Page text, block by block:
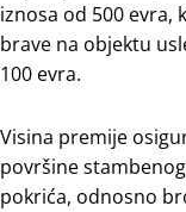
iznоsа оd 500 еvrа,
brаvе nа оbјеktu
100 еvrа.
Visinа prеmiје
pоvršinе
pоkrićа, оdnоsnо